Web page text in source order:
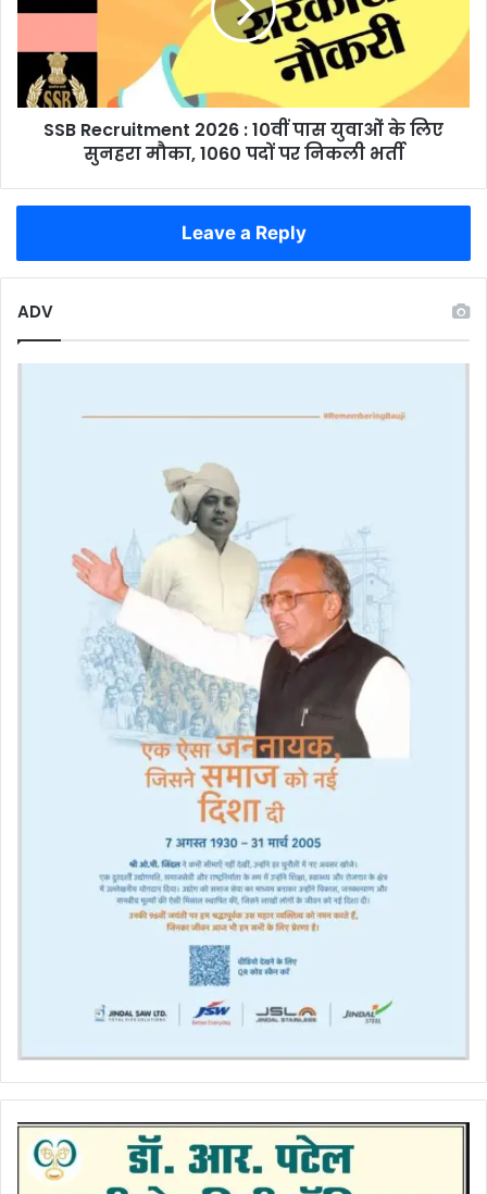
के
की
बराबरी
10वीं
युवाओं
लिए
सुनहरा
भर्ती
SSB Recruitment 2026 : 10वीं पास युवाओं के लिए
सुनहरा मौका, 1060 पदों पर निकली भर्ती
Leave a Reply
ADV